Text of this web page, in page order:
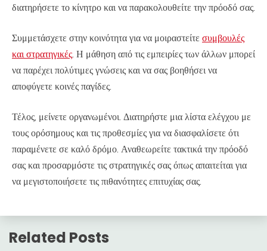
διατηρήσετε το κίνητρο και να παρακολουθείτε την πρόοδό σας.
Συμμετάσχετε στην κοινότητα για να μοιραστείτε συμβουλές
και στρατηγικές . Η μάθηση από τις εμπειρίες των άλλων μπορεί
να παρέχει πολύτιμες γνώσεις και να σας βοηθήσει να
αποφύγετε κοινές παγίδες.
Τέλος, μείνετε οργανωμένοι. Διατηρήστε μια λίστα ελέγχου με
τους ορόσημους και τις προθεσμίες για να διασφαλίσετε ότι
παραμένετε σε καλό δρόμο. Αναθεωρείτε τακτικά την πρόοδό
σας και προσαρμόστε τις στρατηγικές σας όπως απαιτείται για
να μεγιστοποιήσετε τις πιθανότητες επιτυχίας σας.
Related Posts